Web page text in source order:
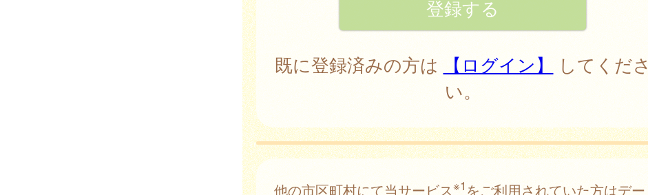
既に登録済みの方は 【ログイン】
してくださ
い。
他の市区町村にて当サービス※1 をご利用されていた方はデー